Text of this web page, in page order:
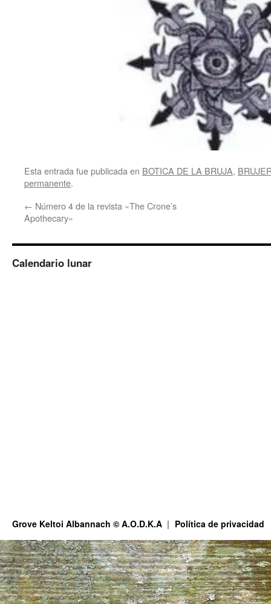
Esta entrada fue publicada en BOTICA DE LA BRUJA,
permanente.
← Número 4 de la revista «The Crone’s
Apothecary»
Calendario lunar
Grove Keltoi Albannach © A.O.D.K.A Política de privacidad
This site is